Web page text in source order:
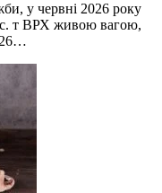
у червні 2026 року
т ВРХ живою вагою,